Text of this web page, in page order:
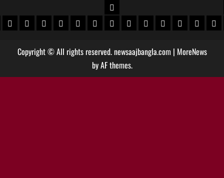
খবর
খবর
পুরুলিয়া খবর
বাঁকুড়া খবরপশ্চিম বর্ধমান খবর
পূর্ব বর্ধমান খবর
বীরভূম খবরমুর্শিদাবাদ খবর
উত্তরবঙ্গ
কোচবিহার নিউজ
আলিপুরদুয়ার খবর
জলপাইগুড়ি খবর
শিলিগুড়ি খবর
উত্তরদক্ষিণ
Copyright © All rights reserved. newsaajbangla.com | MoreNews
by AF themes.